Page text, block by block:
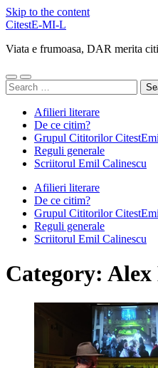
Skip to the content
CitestE-MI-L
Viata e frumoasa, DAR merita
Toggle
mobile
Toggle
search
Search
for:
Afilieri literare
De ce citim?
Grupul Cititorilor
Reguli generale
Scriitorul Emil Calinescu
Afilieri literare
De ce citim?
Grupul Cititorilor
Reguli generale
Scriitorul Emil Calinescu
Category: Alex